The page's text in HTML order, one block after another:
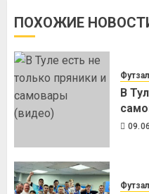
ПОХОЖИЕ
Футзал
В
Футзал